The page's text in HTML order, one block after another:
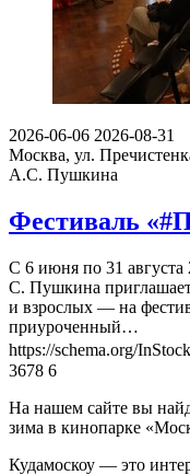
2026-06-06 2026-08-31
Москва, ул.
А.С. Пушкина
Фестиваль
С 6 июня по 31 августа
С. Пушкина
и взрослых — на
приуроченный…
https://schema.org/InStock
3678 6
На нашем сайте вы
зима в кинопарке
Кудамоскоу — это